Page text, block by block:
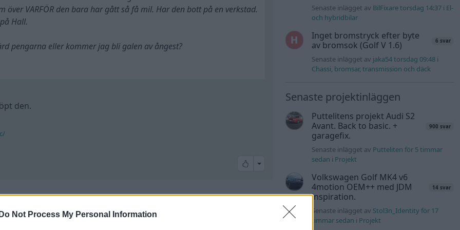
Not Process My Personal Information
över VARFÖR den bara har gått så få mil. Har den bott på en verkstad.
Hall.
pengarna eller kommer jag bli galen av ångest?
den.
All reactions
Senaste inlägget av BilFixare torsdag 14:37 i El-
och hybridbilar
Inget bromstryck efter byte
av bromsok (Golf V 1.6)
6 svar
Senaste inlägget av jaka54 torsdag 09:48 i
Chassi, bromsar, transmission och däck
Senaste projektinläggen
Puttelitens projekt Audi S2
Avant. Back to basic. +
garagefix.
900 svar
Senaste inlägget av Putteliten för 5 timmar
sedan i Projekt
Volkswagen Golf MK4 v6
4motion OEM++ med JDM
inspiration.
14 svar
Senaste inlägget av Stol3n_Identity för 17
timmar sedan i Projekt